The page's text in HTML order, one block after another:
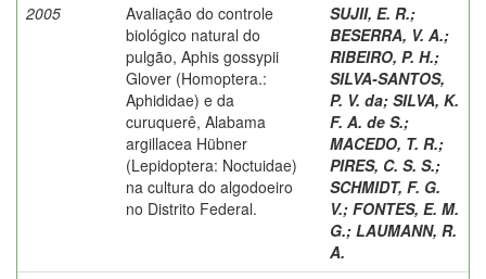
2005
Avaliação do controle
biológico natural do
pulgão, Aphis gossypii
Glover (Homoptera.:
Aphididae) e da
curuquerê, Alabama
argillacea Hübner
(Lepidoptera: Noctuidae)
na cultura do algodoeiro
no Distrito Federal.
SUJII, E. R.;
BESERRA, V. A.;
RIBEIRO, P. H.;
SILVA-SANTOS,
P. V. da; SILVA, K.
F. A. de S.;
MACEDO, T. R.;
PIRES, C. S. S.;
SCHMIDT, F. G.
V.; FONTES, E. M.
G.; LAUMANN, R.
A.